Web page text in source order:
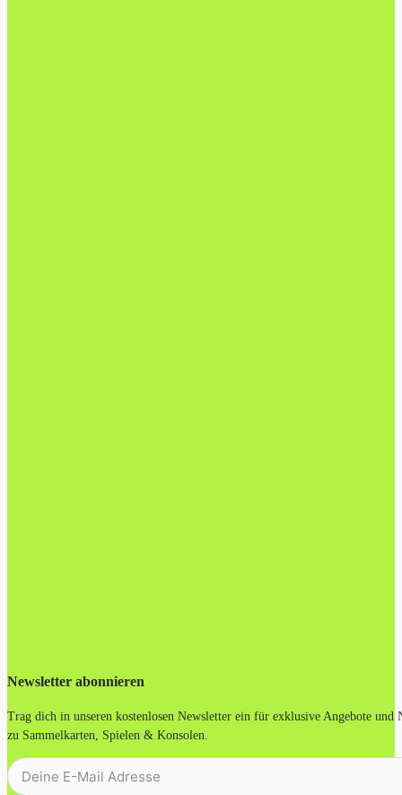
Newsletter abonnieren
Trag dich in unseren kostenlosen Newsletter ein für exklusive Angebote und
zu Sammelkarten, Spielen & Konsolen.